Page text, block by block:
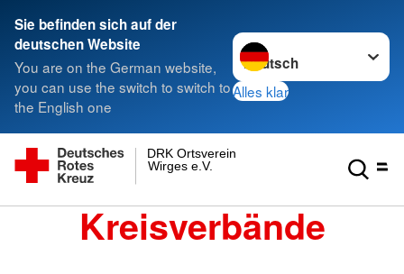
Sie befinden sich auf der
deutschen Website
You are on the German website,
you can use the switch to switch to
the English one
Sprache wechseln zu
Alles klar
Wirges e.V.
DRK Ortsverein
Kreisverbände